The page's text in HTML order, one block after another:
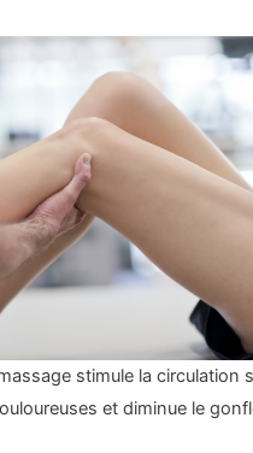
stimule la circulation
et diminue le